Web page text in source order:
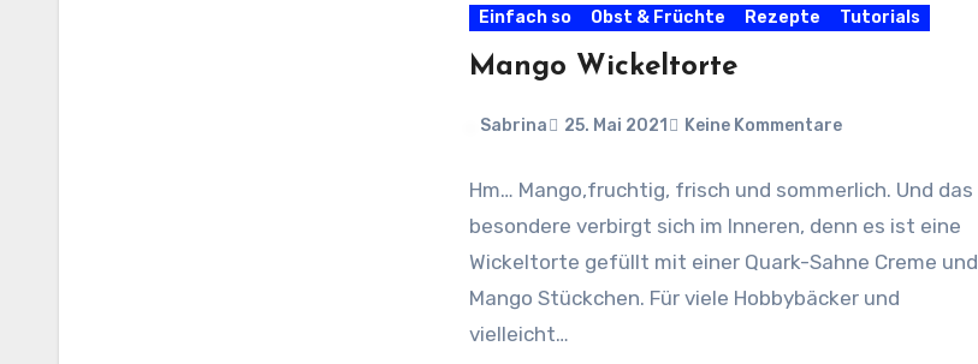
Einfach so Obst & Früchte Rezepte Tutorials
Mango Wickeltorte
Sabrina 25. Mai 2021 Keine Kommentare
Hm… Mango,fruchtig, frisch und sommerlich. Und das
besondere verbirgt sich im Inneren, denn es ist eine
Wickeltorte gefüllt mit einer Quark-Sahne Creme und
Mango Stückchen. Für viele Hobbybäcker und
vielleicht…